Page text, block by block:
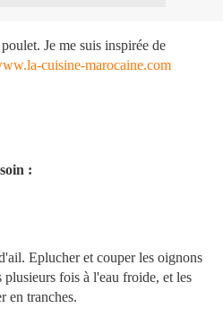
Je me suis inspirée de
cuisine-marocaine.com
eu besoin :
Eplucher et couper les oignons
fois à l'eau froide, et les
en tranches.